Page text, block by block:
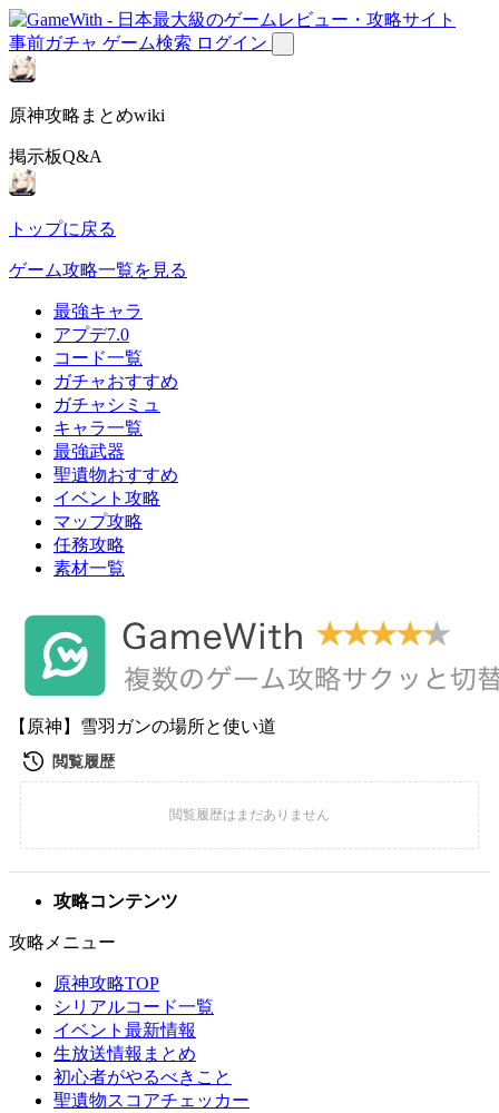
事前ガチャ ゲーム検索 ログイン
原神攻略まとめwiki
掲示板Q&A
トップに戻る
ゲーム攻略一覧を見る
最強キャラ
アプデ7.0
コード一覧
ガチャおすすめ
ガチャシミュ
キャラ一覧
最強武器
聖遺物おすすめ
イベント攻略
マップ攻略
任務攻略
素材一覧
【原神】雪羽ガンの場所と使い道
攻略コンテンツ
攻略メニュー
原神攻略TOP
シリアルコード一覧
イベント最新情報
生放送情報まとめ
初心者がやるべきこと
聖遺物スコアチェッカー